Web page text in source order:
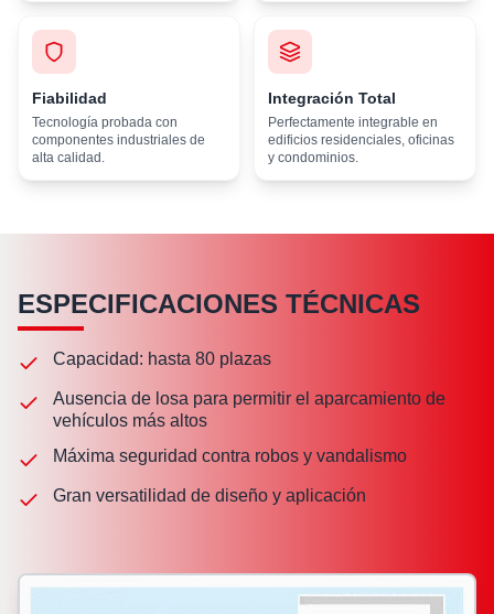
Fiabilidad
Tecnología probada con
componentes industriales de
alta calidad.
Integración Total
Perfectamente integrable en
edificios residenciales, oficinas
y condominios.
ESPECIFICACIONES TÉCNICAS
Capacidad: hasta 80 plazas
Ausencia de losa para permitir el aparcamiento de
vehículos más altos
Máxima seguridad contra robos y vandalismo
Gran versatilidad de diseño y aplicación